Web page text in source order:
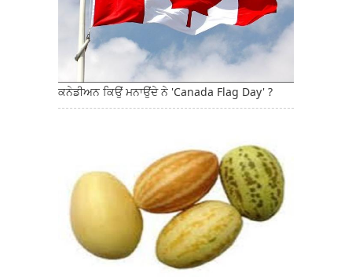
ਕਨੇਡੀਅਨ ਕਿਉਂ ਮਨਾਉਂਦੇ ਨੇ 'Canada Flag Day' ?